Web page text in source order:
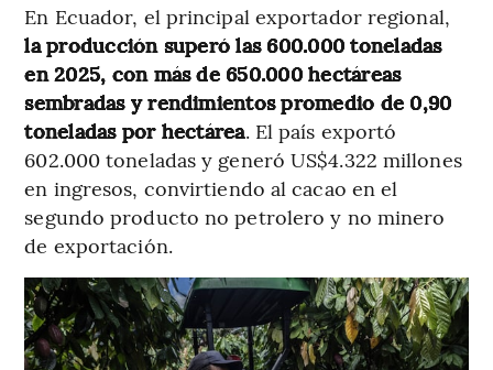
En Ecuador, el principal exportador regional,
la producción superó las 600.000 toneladas
en 2025, con más de 650.000 hectáreas
sembradas y rendimientos promedio de 0,90
toneladas por hectárea. El país exportó
602.000 toneladas y generó US$4.322 millones
en ingresos, convirtiendo al cacao en el
segundo producto no petrolero y no minero
de exportación.